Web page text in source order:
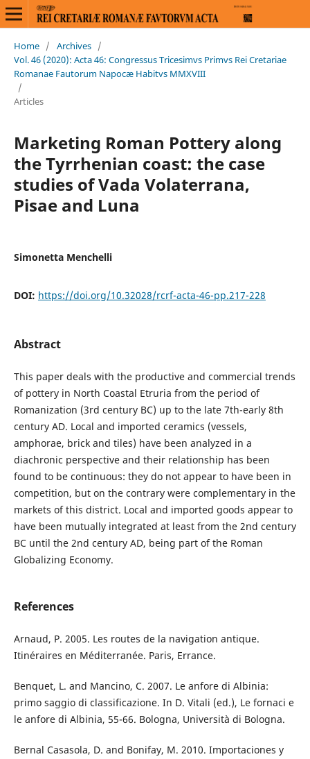
Home / Archives /
Vol. 46 (2020): Acta 46: Congressus Tricesimvs Primvs Rei Cretariae
Romanae Fautorum Napocæ Habitvs MMXVIII
/
Articles
Marketing Roman Pottery along
the Tyrrhenian coast: the case
studies of Vada Volaterrana,
Pisae and Luna
Simonetta Menchelli
DOI: https://doi.org/10.32028/rcrf-acta-46-pp.217-228
Abstract
This paper deals with the productive and commercial trends
of pottery in North Coastal Etruria from the period of
Romanization (3rd century BC) up to the late 7th-early 8th
century AD. Local and imported ceramics (vessels,
amphorae, brick and tiles) have been analyzed in a
diachronic perspective and their relationship has been
found to be continuous: they do not appear to have been in
competition, but on the contrary were complementary in the
markets of this district. Local and imported goods appear to
have been mutually integrated at least from the 2nd century
BC until the 2nd century AD, being part of the Roman
Globalizing Economy.
References
Arnaud, P. 2005. Les routes de la navigation antique.
Itinéraires en Méditerranée. Paris, Errance.
Benquet, L. and Mancino, C. 2007. Le anfore di Albinia:
primo saggio di classificazione. In D. Vitali (ed.), Le fornaci e
le anfore di Albinia, 55-66. Bologna, Università di Bologna.
Bernal Casasola, D. and Bonifay, M. 2010. Importaciones y